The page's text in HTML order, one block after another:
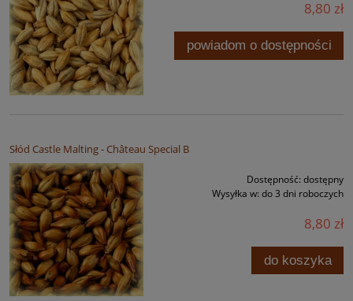
8,80 zł
powiadom o dostępności
Słód Castle Malting - Château Special B
Dostępność: dostępny
Wysyłka w: do 3 dni roboczych
8,80 zł
do koszyka